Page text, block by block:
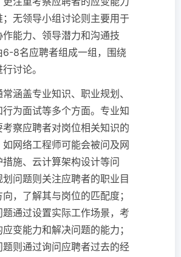
；无领导小组讨论则主要用于
能力、领导潜力和沟通技
6-8名应聘者组成一组，围绕
讨论。
涵盖专业知识、职业规划、
为面试等多个方面。专业知
察应聘者对岗位相关知识的
如网络工程师可能会被问及网
施、云计算架构设计等问
问题则关注应聘者的职业目
，了解其与岗位的匹配度；
通过设置实际工作场景，考
变能力和解决问题的能力；
题则通过询问应聘者过去的经